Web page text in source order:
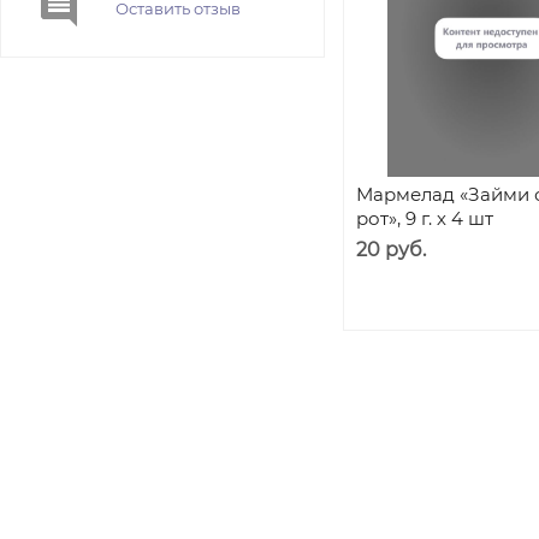
Оставить отзыв
Мармелад «Займи
рот», 9 г. х 4 шт
20 руб.